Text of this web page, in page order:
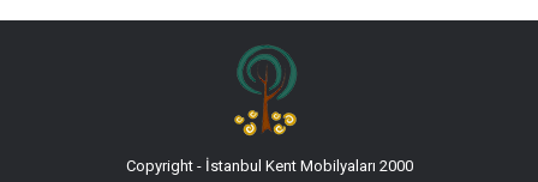
Copyright - İstanbul Kent Mobilyaları 2000